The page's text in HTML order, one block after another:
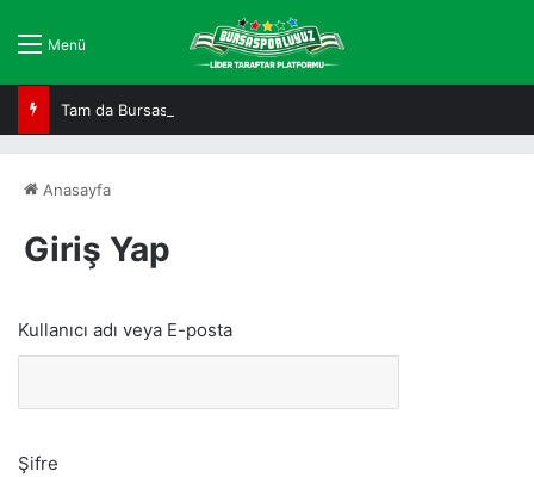
Menü
Tam da Bursaspor ruhuna uygun!
Anasayfa
Giriş Yap
Kullanıcı adı veya E-posta
Şifre